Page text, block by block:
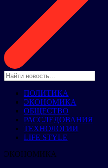
ПОЛИТИКА
ЭКОНОМИКА
ОБЩЕСТВО
РАССЛЕДОВАНИЯ
ТЕХНОЛОГИИ
LIFE STYLE
ЭКОНОМИКА